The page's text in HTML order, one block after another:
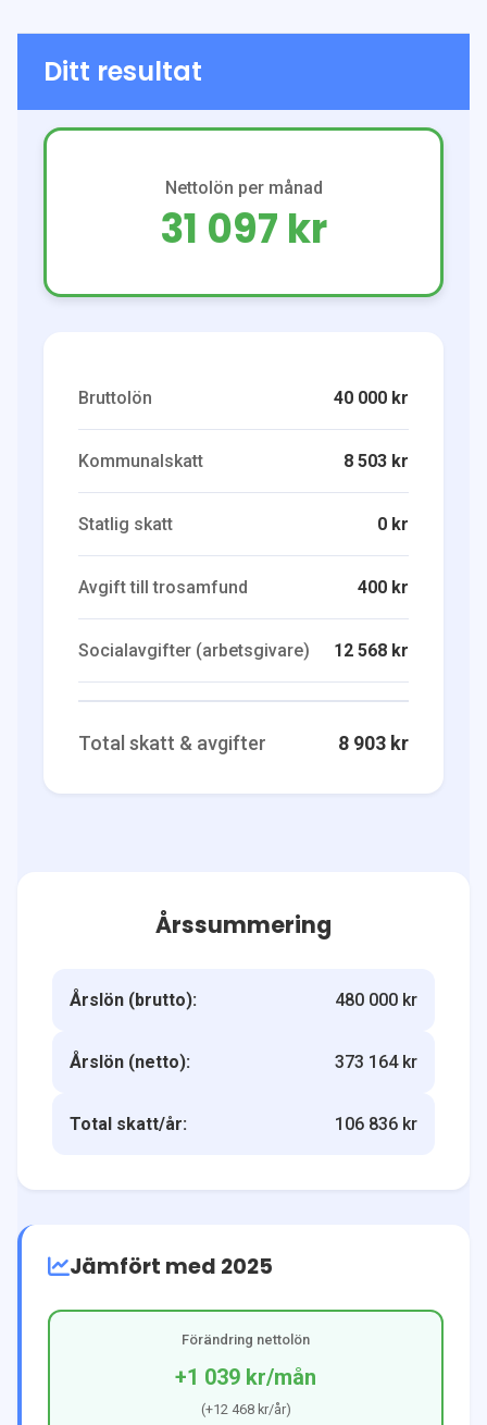
Ditt resultat
Nettolön per månad
31 097 kr
Bruttolön 40 000 kr
Kommunalskatt 8 503 kr
Statlig skatt 0 kr
Avgift till trosamfund 400 kr
Socialavgifter (arbetsgivare) 12 568 kr
Total skatt & avgifter 8 903 kr
Årssummering
Årslön (brutto): 480 000 kr
Årslön (netto): 373 164 kr
Total skatt/år: 106 836 kr
Jämfört med 2025
Förändring nettolön
+1 039 kr/mån
(+12 468 kr/år)